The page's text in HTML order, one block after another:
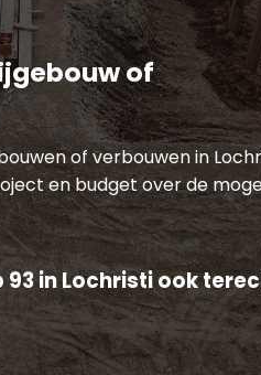
of
of verbouwen in
en budget over de
in Lochristi ook